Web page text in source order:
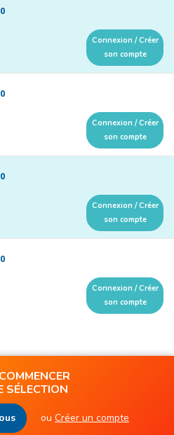
Connexion / Créer
son compte
Connexion / Créer
son compte
Connexion / Créer
son compte
Connexion / Créer
son compte
SÉLECTION
ou Créer un compte